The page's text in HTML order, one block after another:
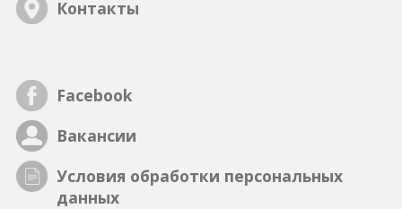
Контакты
Facebook
Вакансии
Условия обработки персональных
данных